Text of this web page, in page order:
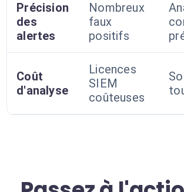
Précision
des
alertes
Nombreux
faux
positifs
Coût
d'analyse
Licences
SIEM
coûteuses